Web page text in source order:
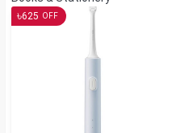
৳625 OFF